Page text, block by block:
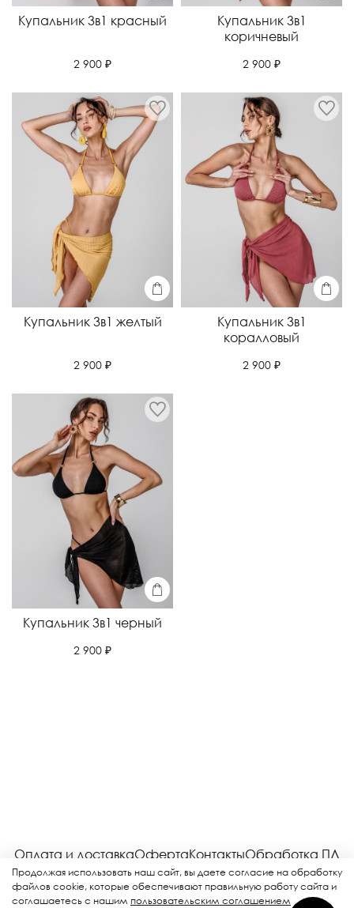
Купальник 3в1 красный
2 900 ₽
Купальник 3в1
коричневый
2 900 ₽
Купальник 3в1 желтый
2 900 ₽
Купальник 3в1
коралловый
2 900 ₽
Купальник 3в1 черный
2 900 ₽
Оплата и доставкаОфертаКонтактыОбработка ПД
СоглашениеВозвратРекламная рассылка
Продолжая использовать наш сайт, вы даете согласие на обработку
файлов cookie, которые обеспечивают правильную работу сайта и
соглашаетесь с нашим пользовательским соглашением